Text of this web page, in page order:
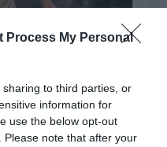
Process My Personal
to third parties, or
information for
use the below opt-out
note that after your